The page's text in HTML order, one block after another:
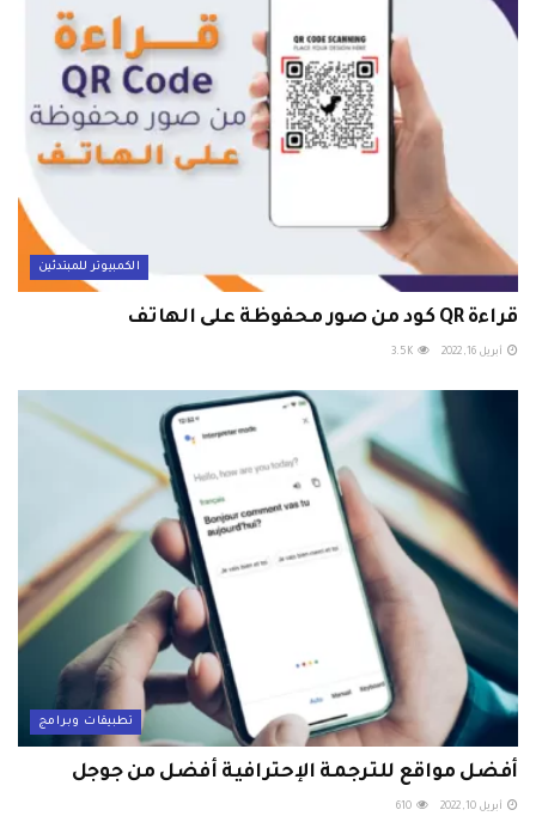
الكمبيوتر للمبتدئين
قراءة QR كود من صور محفوظة على الهاتف
أبريل 16, 2022
تطبيقات وبرامج
أفضل مواقع للترجمة الإحترافية أفضل من جوجل
أبريل 10, 2022